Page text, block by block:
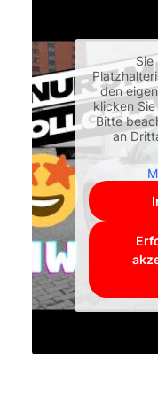
Sie
den
klicken
Bitte
an